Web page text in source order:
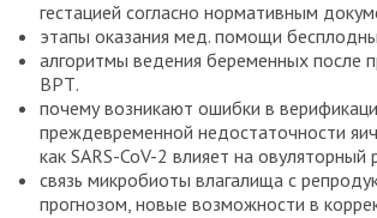
гестацией согласно нормативным
этапы оказания мед. помощи
алгоритмы ведения беременных после
ВРТ.
почему возникают ошибки в
преждевременной недостаточности
как SARS-CoV-2 влияет на овуляторный
связь микробиоты влагалища с
прогнозом, новые возможности в